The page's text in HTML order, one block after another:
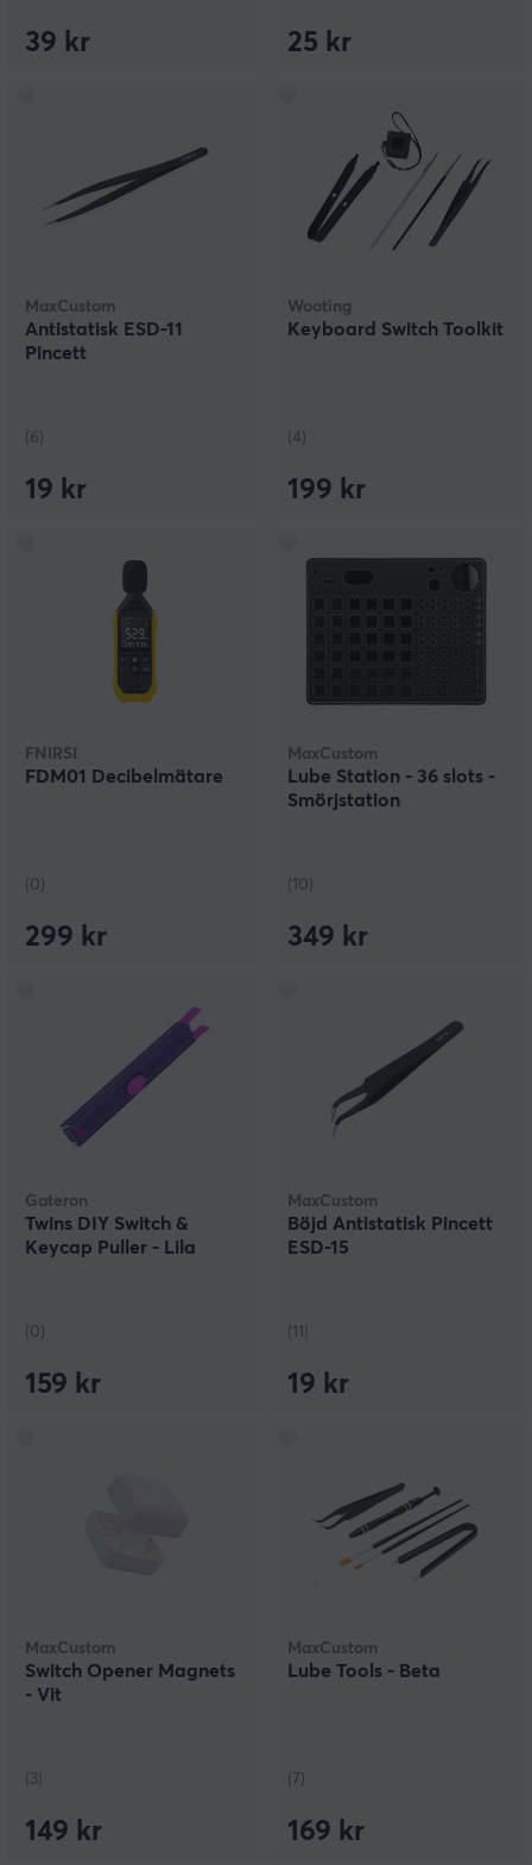
klibbigt material som du kan trycka ner mellan
39 kr 25 kr
MaxCustom
Antistatisk ESD-11
Pincett
(6)
19 kr
Wooting
Keyboard Switch Toolkit
(4)
199 kr
FNIRSI
FDM01 Decibelmätare
(0)
299 kr
MaxCustom
Lube Station - 36 slots -
Smörjstation
(10)
349 kr
Gateron
Twins DIY Switch &
Keycap Puller - Lila
(0)
159 kr
MaxCustom
Böjd Antistatisk Pincett
ESD-15
(11)
19 kr
MaxCustom
Switch Opener Magnets
- Vit
(3)
149 kr
MaxCustom
Lube Tools - Beta
(7)
169 kr